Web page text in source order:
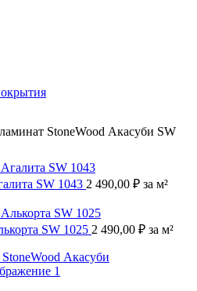
StoneWood Акасуби SW
SW 1043 2 490,00 ₽ за м²
SW 1025 2 490,00 ₽ за м²